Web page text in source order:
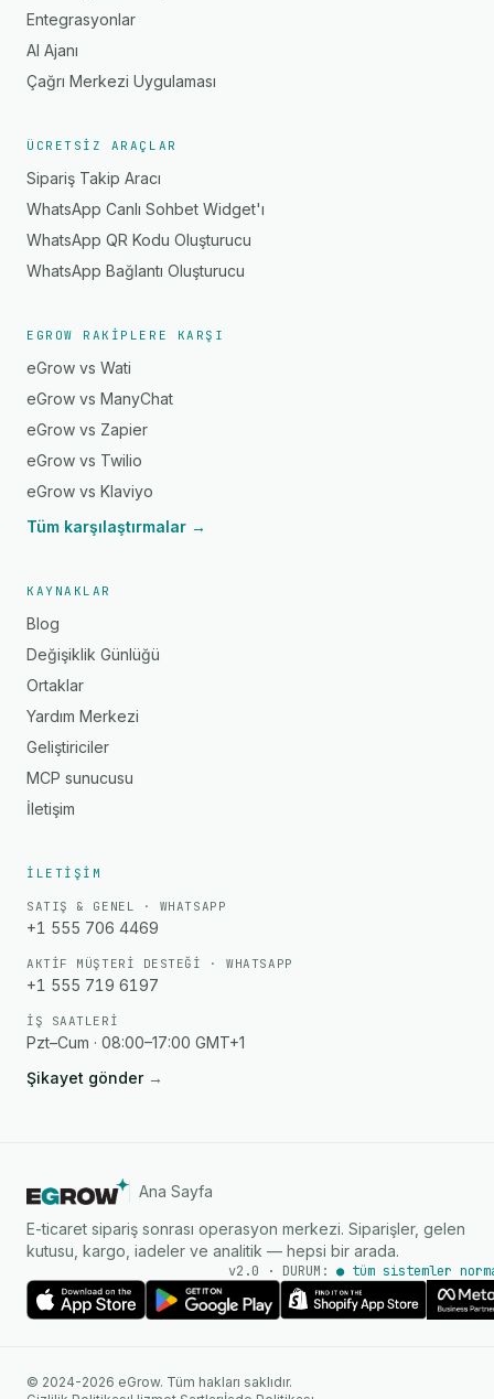
Entegrasyonlar
AI Ajanı
Çağrı Merkezi Uygulaması
ÜCRETSIZ ARAÇLAR
Sipariş Takip Aracı
WhatsApp Canlı Sohbet Widget'ı
WhatsApp QR Kodu Oluşturucu
WhatsApp Bağlantı Oluşturucu
EGROW RAKIPLERE KARŞI
eGrow vs Wati
eGrow vs ManyChat
eGrow vs Zapier
eGrow vs Twilio
eGrow vs Klaviyo
Tüm karşılaştırmalar →
KAYNAKLAR
Blog
Değişiklik Günlüğü
Ortaklar
Yardım Merkezi
Geliştiriciler
MCP sunucusu
İletişim
İLETIŞIM
SATIŞ & GENEL · WHATSAPP
+1 555 706 4469
AKTIF MÜŞTERI DESTEĞI · WHATSAPP
+1 555 719 6197
İŞ SAATLERI
Pzt–Cum · 08:00–17:00 GMT+1
Şikayet gönder →
Ana Sayfa
E-ticaret sipariş sonrası operasyon merkezi. Siparişler, gelen
kutusu, kargo, iadeler ve analitik — hepsi bir arada.
v2.0 · DURUM: ● tüm sistemler
© 2024-2026 eGrow. Tüm hakları saklıdır.
yanıtlar